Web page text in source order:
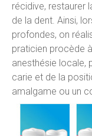
récidive, restaurer
de la dent. Ainsi,
profondes, on
praticien procède
anesthésie locale,
carie et de la
amalgame ou un